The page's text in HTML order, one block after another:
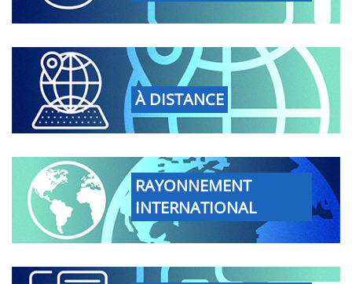
À DISTANCE
RAYONNEMENT
INTERNATIONAL